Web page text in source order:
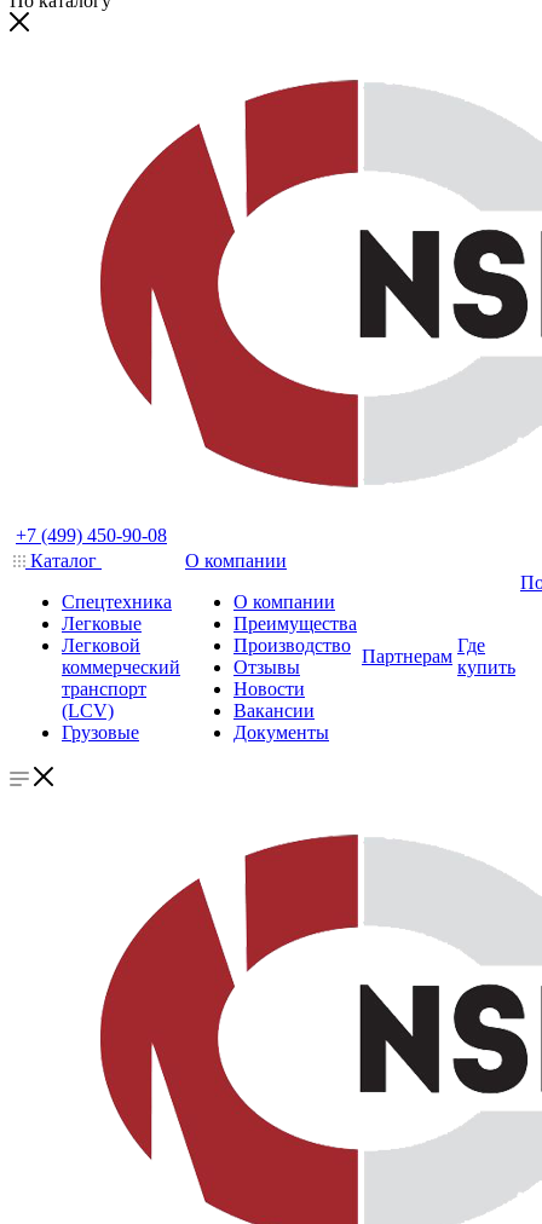
+7 (499) 450-90-08
Каталог
Спецтехника
Легковые
Легковой
коммерческий
транспорт
(LCV)
Грузовые
О компании
О компании
Преимущества
Производство
Отзывы
Новости
Вакансии
Документы
Партнерам
Где
купить